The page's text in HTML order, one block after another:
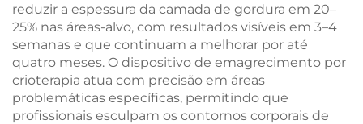
reduzir a espessura da camada de gordura em 20–
25% nas áreas-alvo, com resultados visíveis em 3–4
semanas e que continuam a melhorar por até
quatro meses. O dispositivo de emagrecimento por
crioterapia atua com precisão em áreas
problemáticas específicas, permitindo que
profissionais esculpam os contornos corporais de